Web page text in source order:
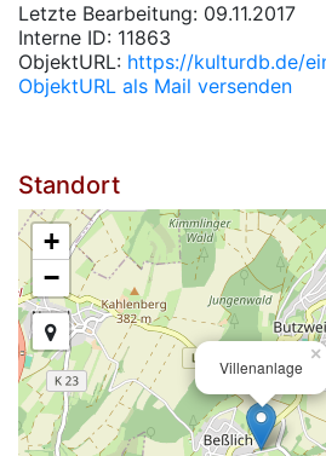
Letzte Bearbeitung: 09.11.2017
Interne ID: 11863
ObjektURL: https://kulturdb.de/
ObjektURL als Mail versenden
Standort
Villenanlage
×
+
−